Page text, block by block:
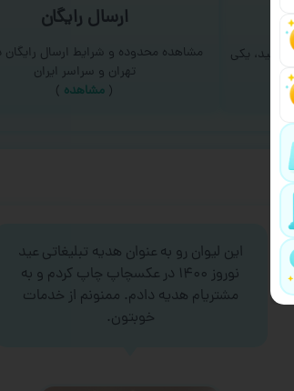
یکی
ارسال رایگان
مشاهده محدوده و شرایط ارسال رایگان
تهران و سراسر ایران
( مشاهده )
این لیوان رو به عنوان هدیه تبلیغاتی عید
نوروز ۱۴۰۰ در عکسچاپ چاپ کردم و به
مشتریام هدیه دادم. ممنونم از خدمات
خوبتون.